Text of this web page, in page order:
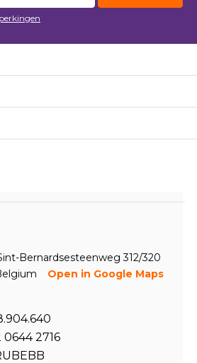
Bernardsesteenweg 312/320
Open in Google Maps
0644 2716